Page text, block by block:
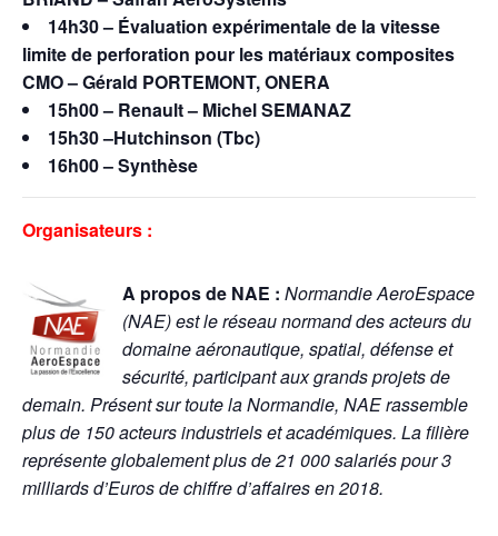
14h30 – Évaluation expérimentale de la vitesse
limite de perforation pour les matériaux composites
CMO – Gérald PORTEMONT, ONERA
15h00 – Renault – Michel SEMANAZ
15h30 –Hutchinson (Tbc)
16h00 – Synthèse
Organisateurs :
A propos de NAE : Normandie AeroEspace
(NAE) est le réseau normand des acteurs du
domaine aéronautique, spatial, défense et
sécurité, participant aux grands projets de
demain. Présent sur toute la Normandie, NAE rassemble
plus de 150 acteurs industriels et académiques. La filière
représente globalement plus de 21 000 salariés pour 3
milliards d’Euros de chiffre d’affaires en 2018.